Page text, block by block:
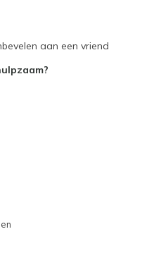
to size
aan een vriend